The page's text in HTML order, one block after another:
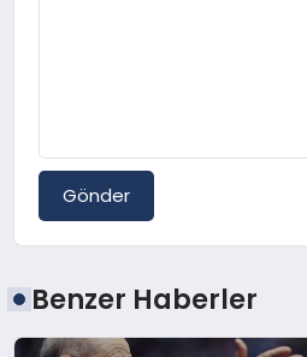
Gönder
Benzer Haberler